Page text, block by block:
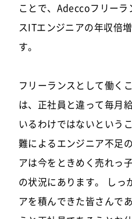
ことで、Adeccoフリー
スITエンジニアの年収倍
す。
フリーランスとして働く
は、正社員と違って毎月
いるわけではないという
難によるエンジニア不足
アは今をときめく売れっ
の状況にあります。 しっ
アを積んできた皆さんで